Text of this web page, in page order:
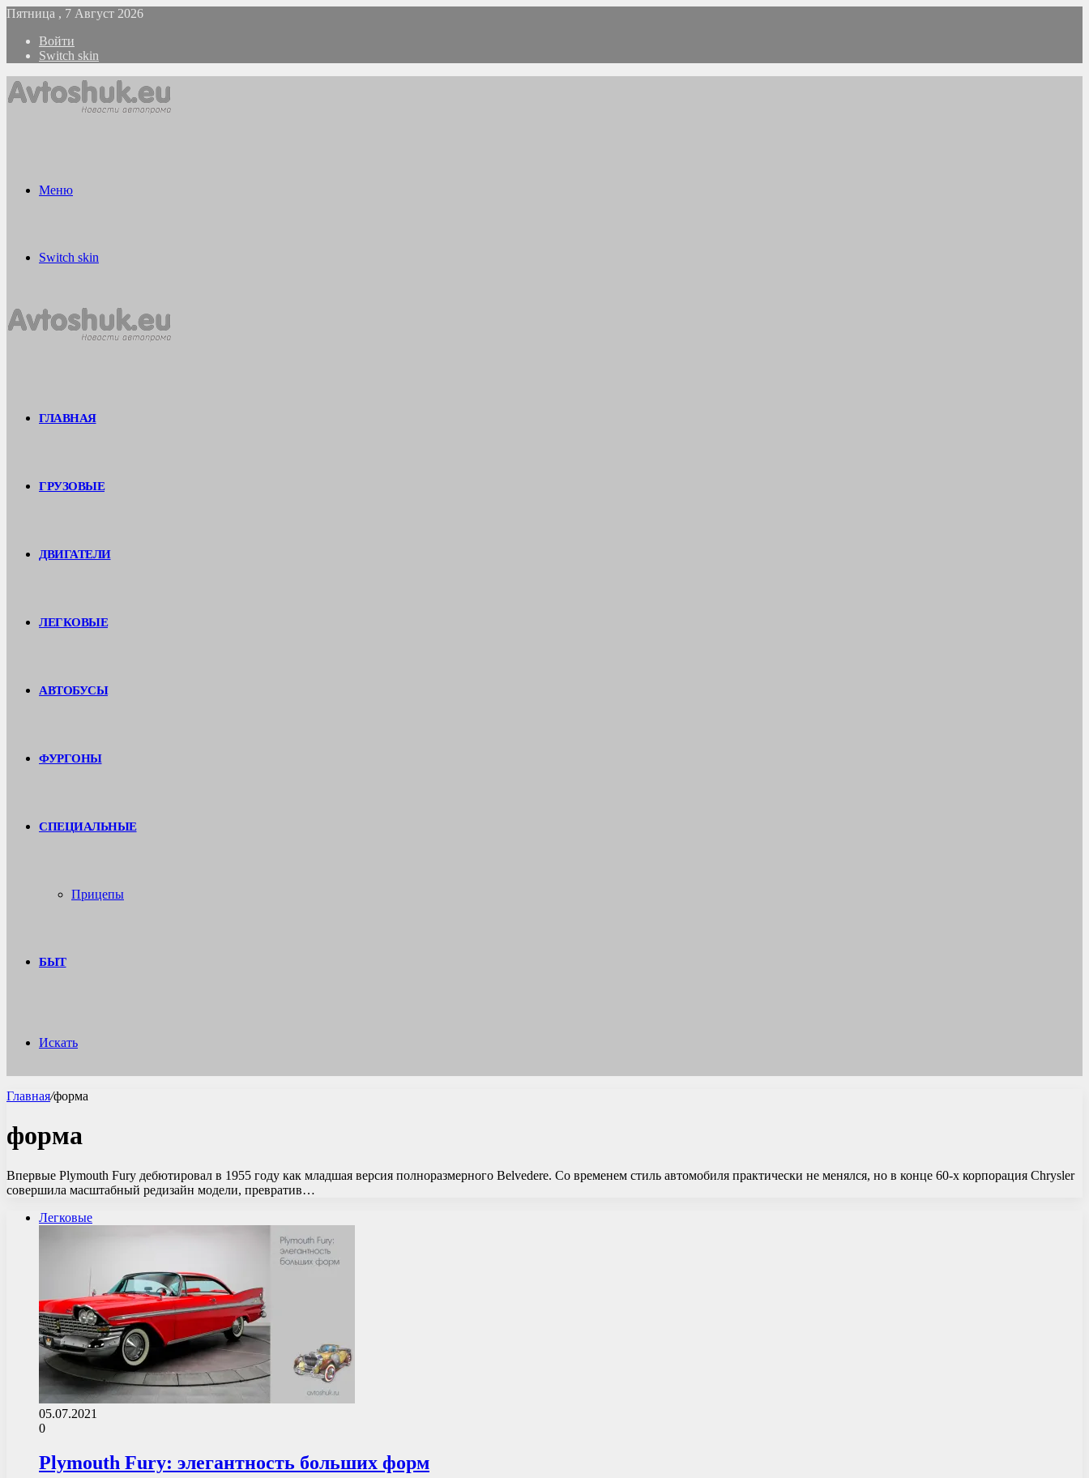
Пятница , 7 Август 2026
Войти
Switch skin
Меню
Switch skin
ГЛАВНАЯ
ГРУЗОВЫЕ
ДВИГАТЕЛИ
ЛЕГКОВЫЕ
АВТОБУСЫ
ФУРГОНЫ
СПЕЦИАЛЬНЫЕ
Прицепы
БЫТ
Искать
Главная/форма
форма
Впервые Plymouth Fury дебютировал в 1955 году как младшая версия полноразмерного Belvedere. Со временем стиль автомобиля практически не менялся, но в конце 60-х корпорация Chrysler
совершила масштабный редизайн модели, превратив…
Легковые
05.07.2021
0
Plymouth Fury: элегантность больших форм